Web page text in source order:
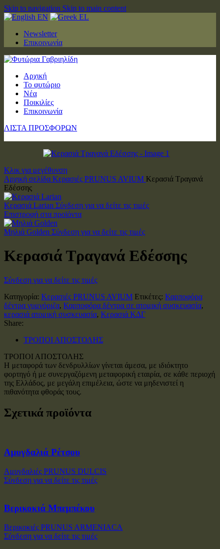
Skip to navigation Skip to main content
EN
EL
Newsletter
Επικοινωνία
Αρχική
Το φυτώριο
Νέα
Ποικιλίες
Επικοινωνία
ΛΙΣΤΑ ΠΡΟΣΦΟΡΩΝ
Κλικ για μεγέθυνση
Αρχική σελίδα Κερασιές PRUNUS AVIUM Κερασιά Τραγανά
Εδέσσης
Κερασιά Larian Σύνδεση για να δείτε τις τιμές
Επιστροφή στα προϊόντα
Μηλιά Golden Σύνδεση για να δείτε τις τιμές
Κερασιά Τραγανά Εδέσσης
Σύνδεση για να δείτε τις τιμές
Κατηγορία: Κερασιές PRUNUS AVIUM Ετικέτες: Καρποφόρα
δέντρα γυμνόριζα, Καρποφόρα δέντρα σε ατομική συσκευασία,
κερασιά ατομική συσκευασία, Κερασιά ΚΔΓ
Share:
ΤΡΟΠΟΙ ΑΠΟΣΤΟΛΗΣ
ΤΡΟΠΟΙ ΑΠΟΣΤΟΛΗΣ
Η μεταφορά των δενδρυλλίων γίνεται άμεσα, με ιδιόκτητο
φορτηγό ή με συνεργαζόμενη μεταφορική εταιρία, σε κάθε περιοχή
της Ελλάδος, με μεγάλη επιμέλεια, ώστε να μηδενιστεί η
πιθανότητα φθοράς τους.
Σχετικά προϊόντα
Αμυγδαλιά Ρέτσου
Αμυγδαλιές PRUNUS DULCIS
Σύνδεση για να δείτε τις τιμές
Βερικοκιά Μπεμπέκου
Βερικοκιές PRUNUS ARMENIACA
Σύνδεση για να δείτε τις τιμές